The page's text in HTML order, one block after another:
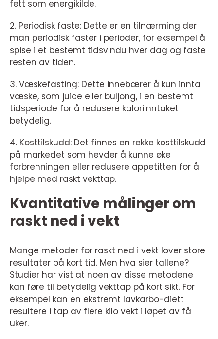
fett som energikilde.
2. Periodisk faste: Dette er en tilnærming der
man periodisk faster i perioder, for eksempel å
spise i et bestemt tidsvindu hver dag og faste
resten av tiden.
3. Væskefasting: Dette innebærer å kun innta
væske, som juice eller buljong, i en bestemt
tidsperiode for å redusere kaloriinntaket
betydelig.
4. Kosttilskudd: Det finnes en rekke kosttilskudd
på markedet som hevder å kunne øke
forbrenningen eller redusere appetitten for å
hjelpe med raskt vekttap.
Kvantitative målinger om
raskt ned i vekt
Mange metoder for raskt ned i vekt lover store
resultater på kort tid. Men hva sier tallene?
Studier har vist at noen av disse metodene
kan føre til betydelig vekttap på kort sikt. For
eksempel kan en ekstremt lavkarbo-diett
resultere i tap av flere kilo vekt i løpet av få
uker.